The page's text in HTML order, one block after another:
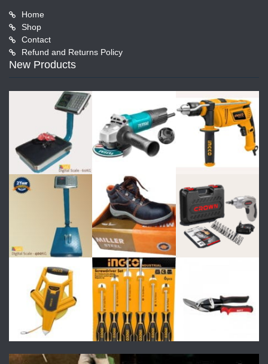
Home
Shop
Contact
Refund and Returns Policy
New Products